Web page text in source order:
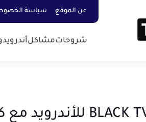
عن الموقع سياسة
شروحاتمشاكلأندرويد